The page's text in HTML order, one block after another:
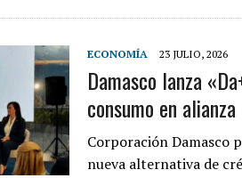
ECONOMÍA 23 JULIO, 2026
Damasco lanza
consumo en
Corporación Damasco
nueva alternativa de